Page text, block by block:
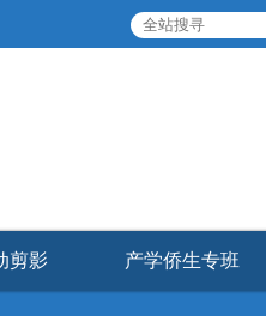
剪影 产学侨生专班